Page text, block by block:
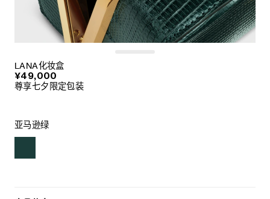
LANA化妆盒
¥49,000
尊享七夕限定包装
亚马逊绿